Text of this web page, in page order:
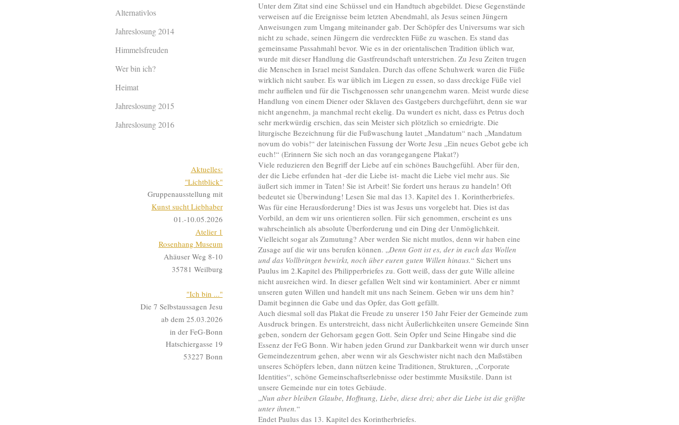
Unter dem Zitat sind eine Schüssel und ein Handtuch abgebildet. Diese Gegenstände
verweisen auf die Ereignisse beim letzten Abendmahl, als Jesus seinen Jüngern
Anweisungen zum Umgang miteinander gab. Der Schöpfer des Universums war sich
nicht zu schade, seinen Jüngern die verdreckten Füße zu waschen. Es stand das
gemeinsame Passahmahl bevor. Wie es in der orientalischen Tradition üblich war,
wurde mit dieser Handlung die Gastfreundschaft unterstrichen. Zu Jesu Zeiten trugen
die Menschen in Israel meist Sandalen. Durch das offene Schuhwerk waren die Füße
wirklich nicht sauber. Es war üblich im Liegen zu essen, so dass dreckige Füße viel
mehr auffielen und für die Tischgenossen sehr unangenehm waren. Meist wurde diese
Handlung von einem Diener oder Sklaven des Gastgebers durchgeführt, denn sie war
nicht angenehm, ja manchmal recht ekelig. Da wundert es nicht, dass es Petrus doch
sehr merkwürdig erschien, das sein Meister sich plötzlich so erniedrigte. Die
liturgische Bezeichnung für die Fußwaschung lautet „Mandatum“ nach „Mandatum
novum do vobis!“ der lateinischen Fassung der Worte Jesu „Ein neues Gebot gebe ich
euch!“ (Erinnern Sie sich noch an das vorangegangene Plakat?)
Viele reduzieren den Begriff der Liebe auf ein schönes Bauchgefühl. Aber für den,
der die Liebe erfunden hat -der die Liebe ist- macht die Liebe viel mehr aus. Sie
äußert sich immer in Taten! Sie ist Arbeit! Sie fordert uns heraus zu handeln! Oft
bedeutet sie Überwindung! Lesen Sie mal das 13. Kapitel des 1. Korintherbriefes.
Was für eine Herausforderung! Dies ist was Jesus uns vorgelebt hat. Dies ist das
Vorbild, an dem wir uns orientieren sollen. Für sich genommen, erscheint es uns
wahrscheinlich als absolute Überforderung und ein Ding der Unmöglichkeit.
Vielleicht sogar als Zumutung? Aber werden Sie nicht mutlos, denn wir haben eine
Zusage auf die wir uns berufen können. „Denn Gott ist es, der in euch das Wollen
und das Vollbringen bewirkt, noch über euren guten Willen hinaus.“ Sichert uns
Paulus im 2.Kapitel des Philipperbriefes zu. Gott weiß, dass der gute Wille alleine
nicht ausreichen wird. In dieser gefallen Welt sind wir kontaminiert. Aber er nimmt
unseren guten Willen und handelt mit uns nach Seinem. Geben wir uns dem hin?
Damit beginnen die Gabe und das Opfer, das Gott gefällt.
Auch diesmal soll das Plakat die Freude zu unserer 150 Jahr Feier der Gemeinde zum
Ausdruck bringen. Es unterstreicht, dass nicht Äußerlichkeiten unsere Gemeinde Sinn
geben, sondern der Gehorsam gegen Gott. Sein Opfer und Seine Hingabe sind die
Essenz der FeG Bonn. Wir haben jeden Grund zur Dankbarkeit wenn wir durch unser
Gemeindezentrum gehen, aber wenn wir als Geschwister nicht nach den Maßstäben
unseres Schöpfers leben, dann nützen keine Traditionen, Strukturen, „Corporate
Identities“, schöne Gemeinschaftserlebnisse oder bestimmte Musikstile. Dann ist
unsere Gemeinde nur ein totes Gebäude.
„Nun aber bleiben Glaube, Hoffnung, Liebe, diese drei; aber die Liebe ist die größte
unter ihnen.“
Endet Paulus das 13. Kapitel des Korintherbriefes.
Alternativlos
Jahreslosung 2014
Himmelsfreuden
Wer bin ich?
Heimat
Jahreslosung 2015
Jahreslosung 2016
Aktuelles:
"Lichtblick"
Gruppenausstellung mit
Kunst sucht Liebhaber
01.-10.05.2026
Atelier 1
Rosenhang Museum
Ahäuser Weg 8-10
35781 Weilburg
"Ich bin ..."
Die 7 Selbstaussagen Jesu
ab dem 25.03.2026
in der FeG-Bonn
Hatschiergasse 19
53227 Bonn